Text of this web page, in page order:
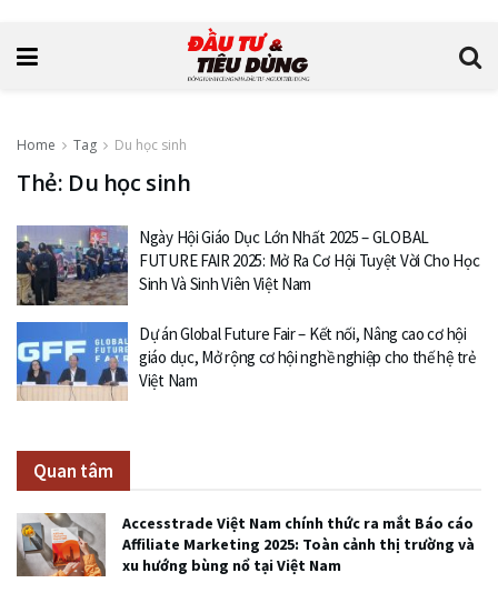
Home Tag Du học sinh
Thẻ: Du học sinh
Ngày Hội Giáo Dục Lớn Nhất 2025 – GLOBAL
FUTURE FAIR 2025: Mở Ra Cơ Hội Tuyệt Vời Cho Học
Sinh Và Sinh Viên Việt Nam
Dự án Global Future Fair – Kết nối, Nâng cao cơ hội
giáo dục, Mở rộng cơ hội nghề nghiệp cho thế hệ trẻ
Việt Nam
Quan tâm
Accesstrade Việt Nam chính thức ra mắt Báo cáo
Affiliate Marketing 2025: Toàn cảnh thị trường và
xu hướng bùng nổ tại Việt Nam